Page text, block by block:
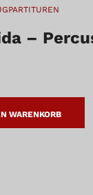
–
WARENKORB